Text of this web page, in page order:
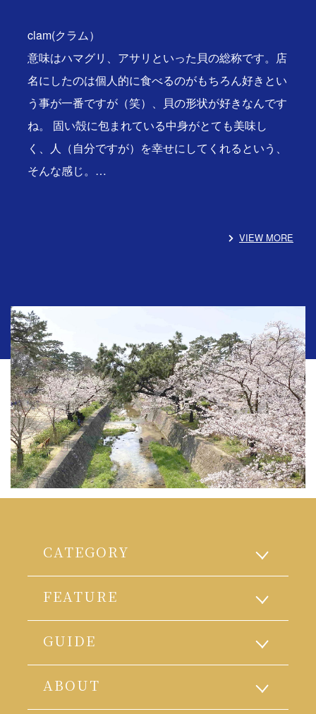
clam(クラム）
意味はハマグリ、アサリといった貝の総称です。店
名にしたのは個人的に食べるのがもちろん好きとい
う事が一番ですが（笑）、貝の形状が好きなんです
ね。 固い殻に包まれている中身がとても美味し
く、人（自分ですが）を幸せにしてくれるという、
そんな感じ。…
VIEW MORE
CATEGORY
FEATURE
GUIDE
ABOUT